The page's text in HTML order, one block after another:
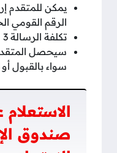
يمكن للمتقدم
الرقم القومي
تكلفة الرسالة 3 جنيهات.
سيحصل
سواء بالقبول
صندوق